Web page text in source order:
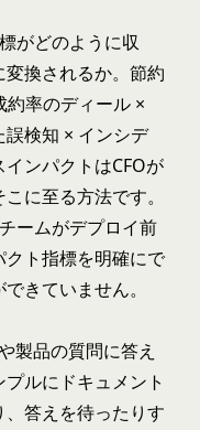
がどのように収
換されるか。節約
約率のディール ×
検知 × インシデ
ンパクトはCFOが
に至る方法です。
ームがデプロイ前
ト指標を明確にで
きていません。
製品の質問に答え
ルにドキュメント
答えを待ったりす